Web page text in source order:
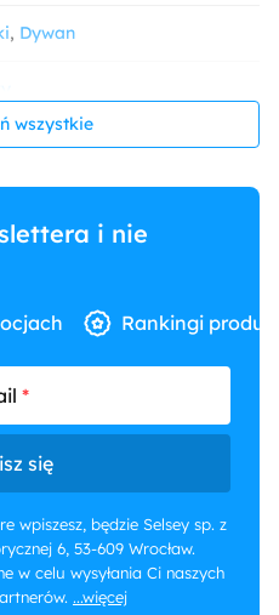
Dywan
wszystkie
i nie
Rankingi
się
wpiszesz, będzie Selsey sp. z
6, 53-609 Wrocław.
w celu wysyłania Ci naszych
...więcej